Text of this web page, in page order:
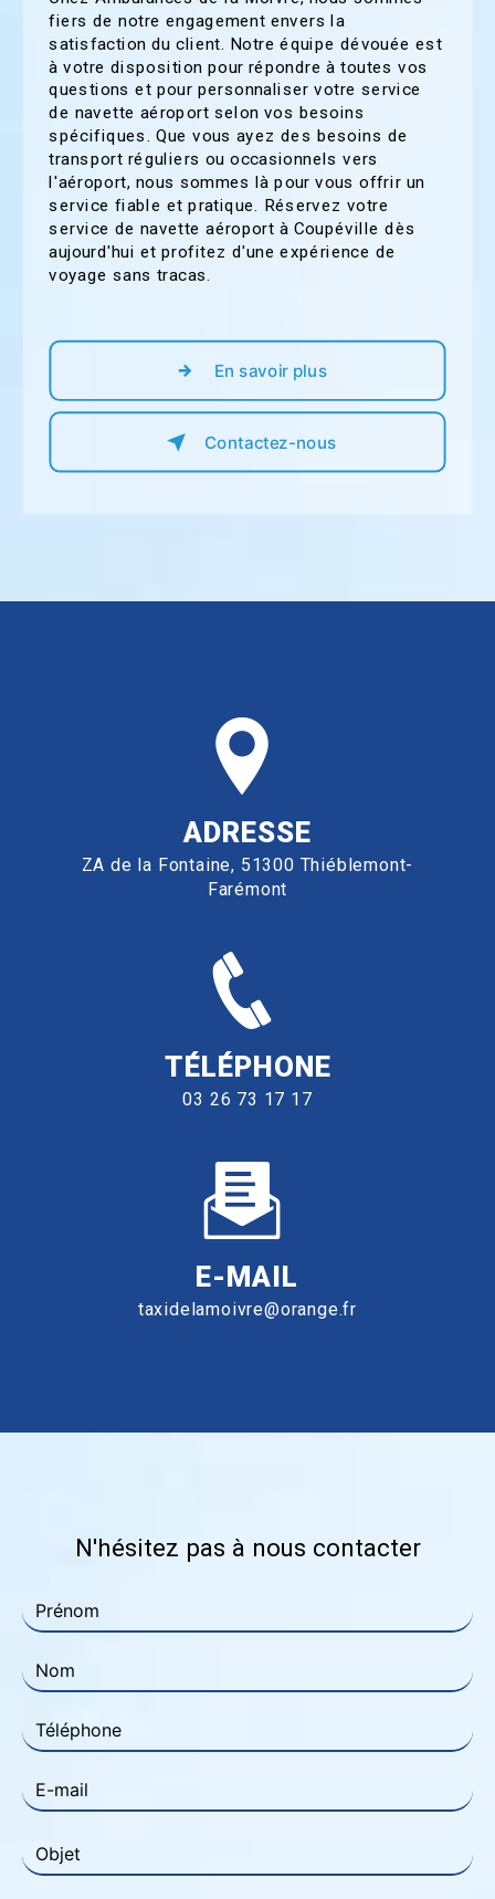
fiers de notre engagement envers la
satisfaction du client. Notre équipe dévouée est
à votre disposition pour répondre à toutes vos
questions et pour personnaliser votre service
de navette aéroport selon vos besoins
spécifiques. Que vous ayez des besoins de
transport réguliers ou occasionnels vers
l'aéroport, nous sommes là pour vous offrir un
service fiable et pratique. Réservez votre
service de navette aéroport à Coupéville dès
aujourd'hui et profitez d'une expérience de
voyage sans tracas.
En savoir plus
Contactez-nous
ADRESSE
ZA de la Fontaine, 51300 Thiéblemont-
Farémont
TÉLÉPHONE
03 26 73 17 17
E-MAIL
taxidelamoivre@orange.fr
N'hésitez pas à nous contacter